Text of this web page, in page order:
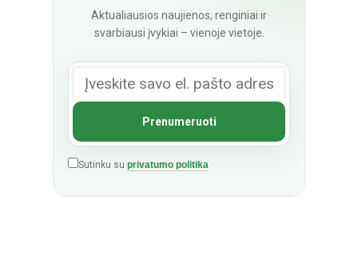
Aktualiausios naujienos, renginiai ir
svarbiausi įvykiai – vienoje vietoje.
Sutinku su privatumo politika